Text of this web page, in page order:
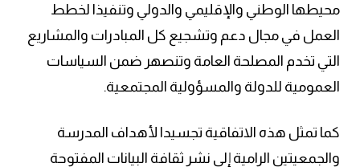
محيطها الوطني والإقليمي والدولي وتنفيذا لخطط
العمل في مجال دعم وتشجيع كل المبادرات والمشاريع
التي تخدم المصلحة العامة وتنصهر ضمن السياسات
العمومية للدولة والمسؤولية المجتمعية.
كما تمثل هذه الاتفاقية تجسيدا لأهداف المدرسة
والجمعيتين الرامية إلى نشر ثقافة البيانات المفتوحة